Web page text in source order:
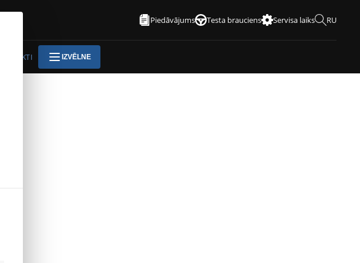
Piedāvājums Testa brauciens Servisa laiks RU
KONTAKTI IZVĒLNE